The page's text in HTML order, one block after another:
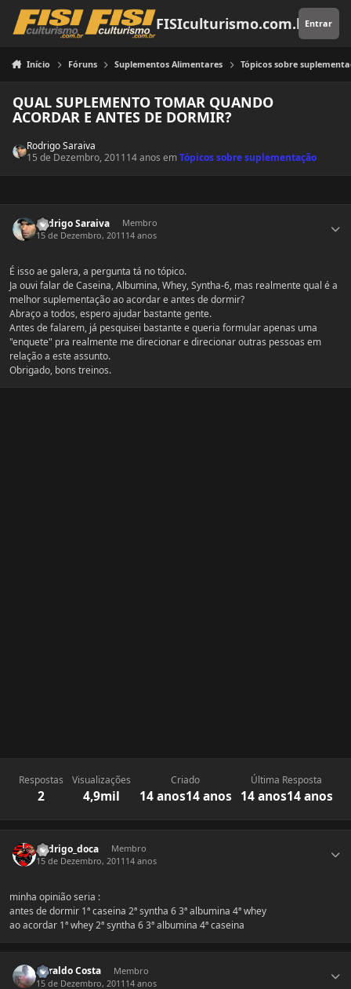
Pular para o conteúdo
FISIculturismo.com.brEntrar
Início Fóruns Suplementos Alimentares Tópicos sobre
QUAL SUPLEMENTO TOMAR QUANDO
ACORDAR E ANTES DE DORMIR?
Rodrigo Saraiva
15 de Dezembro, 201114 anos emTópicos sobre suplementação
Rodrigo Saraiva
Membro
15 de Dezembro, 2011 14 anos
É isso ae galera, a pergunta tá no tópico.
Ja ouvi falar de Caseina, Albumina, Whey, Syntha-6, mas realmente qual é a
melhor suplementação ao acordar e antes de dormir?
Abraço a todos, espero ajudar bastante gente.
Antes de falarem, já pesquisei bastante e queria formular apenas uma
"enquete" pra realmente me direcionar e direcionar outras pessoas em
relação a este assunto.
Obrigado, bons treinos.
Respostas
2
Visualizações
4,9mil
Criado
14 anos14 anos
Última Resposta
14 anos14 anos
Rodrigo_doca
Membro
15 de Dezembro, 2011 14 anos
minha opinião seria :
antes de dormir 1ª caseina 2ª syntha 6 3ª albumina 4ª whey
ao acordar 1ª whey 2ª syntha 6 3ª albumina 4ª caseina
Heraldo Costa
Membro
15 de Dezembro, 2011 14 anos